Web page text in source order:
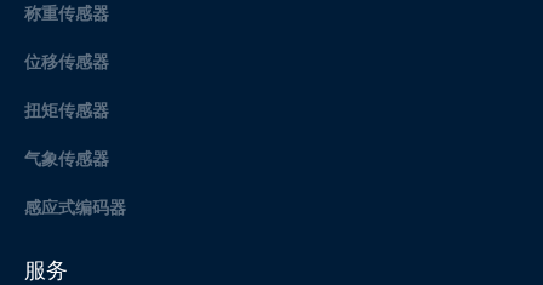
称重传感器
位移传感器
扭矩传感器
气象传感器
感应式编码器
服务